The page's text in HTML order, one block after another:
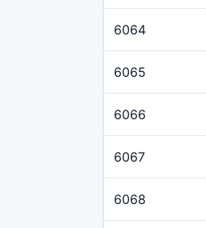
6064
6065
6066
6067
6068